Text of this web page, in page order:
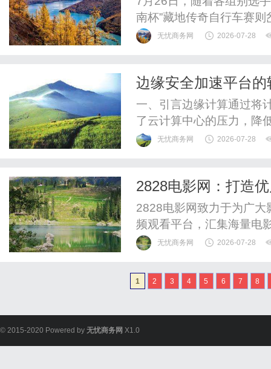
南杯”藏地传奇自行车赛
幕。本届赛事为期两天，
河同源·锅庄之乡”锅庄文
无忧商务网 2026-07-28
边缘安全加速平台
一、引言边缘计算通过将
了云计算中心的压力，降
边缘设备往往资源受限，
优势，为边缘安全加速平
无忧商务网 2026-07-28
2828电影网：打造
2828电影网致力于为广
频观看平台，汇集海量电
无忧商务网 2026-07-28
1 2 3 4 5 6 7 8
© 2015-2020 Powered by 无忧商务网 X1.0